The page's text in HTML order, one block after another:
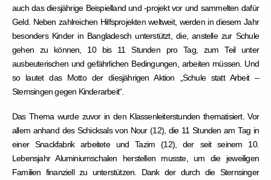
auch das diesjährige Beispielland und -projekt vor und sammelten dafür
Geld. Neben zahlreichen Hilfsprojekten weltweit, werden in diesem Jahr
besonders Kinder in Bangladesch unterstützt, die, anstelle zur Schule
gehen zu können, 10 bis 11 Stunden pro Tag, zum Teil unter
ausbeuterischen und gefährlichen Bedingungen, arbeiten müssen. Und
so lautet das Motto der diesjährigen Aktion „Schule statt Arbeit –
Sternsingen gegen Kinderarbeit“.
Das Thema wurde zuvor in den Klassenleiterstunden thematisiert. Vor
allem anhand des Schicksals von Nour (12), die 11 Stunden am Tag in
einer Snackfabrik arbeitete und Tazim (12), der seit seinem 10.
Lebensjahr Aluminiumschalen herstellen musste, um die jeweiligen
Familien finanziell zu unterstützen. Dank der durch die Sternsinger